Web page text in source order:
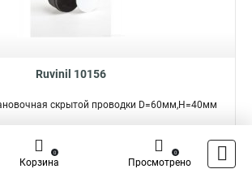
Ruvinil 10156
скрытой проводки D=60мм,Н=40мм
Сравнить
Корзина
0
Просмотрено
0